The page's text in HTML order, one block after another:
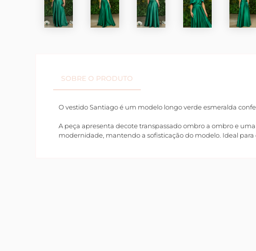
SOBRE O PRODUTO
O vestido Santiago é um modelo longo verde esmeralda
A peça apresenta decote transpassado ombro a ombro e
modernidade, mantendo a sofisticação do modelo. Ideal